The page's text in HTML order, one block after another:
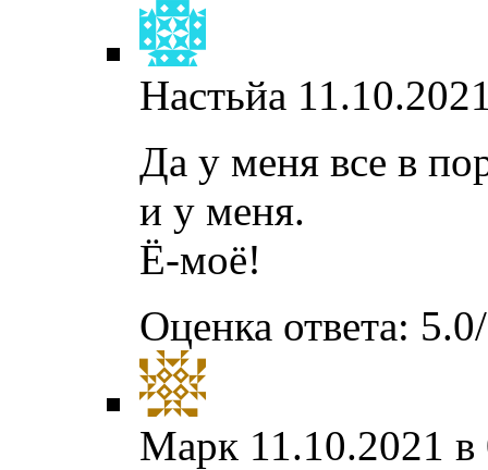
Настьйа
Да у меня все в
и у меня.
Ё-моё!
Оценка ответа: 5.0/
Марк 11.10.2021